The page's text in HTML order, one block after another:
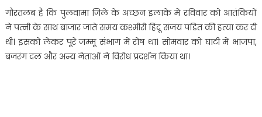
गौरतलब है कि पुलवामा जिले के अच्छन इलाके में रविवार को आतंकियों
ने पत्नी के साथ बाजार जाते समय कश्मीरी हिंदू संजय पंडित की हत्या कर दी
थी। इसको लेकर पूरे जम्मू संभाग में रोष था। सोमवार को घाटी में भाजपा,
बजरंग दल और अन्य नेताओं ने विरोध प्रदर्शन किया था।